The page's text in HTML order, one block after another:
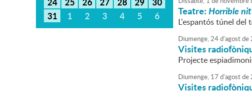
31
1 2 3 4 5 6 Teatre:Horrible
L'espantós túnel
Diumenge,24d'agostde
Visites
Projecte
Diumenge, 17 d'agostde
Visites